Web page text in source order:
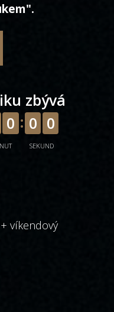
zbývá
0 0 0
SEKUND
víkendový